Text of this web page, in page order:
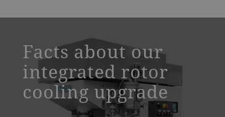
a decorative background image
Facts about our
integrated rotor
cooling upgrade